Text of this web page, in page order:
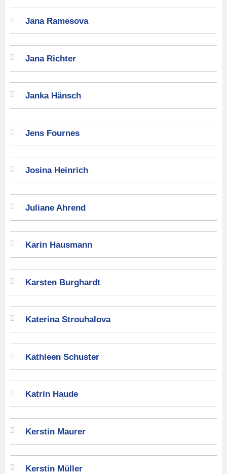
Jana Ramesova
Jana Richter
Janka Hänsch
Jens Fournes
Josina Heinrich
Juliane Ahrend
Karin Hausmann
Karsten Burghardt
Katerina Strouhalova
Kathleen Schuster
Katrin Haude
Kerstin Maurer
Kerstin Müller